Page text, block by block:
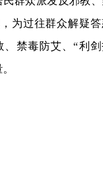
为过往群众解疑
禁毒防艾、“利剑